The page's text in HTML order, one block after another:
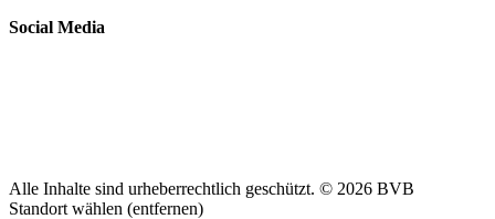
Social Media
Alle Inhalte sind urheberrechtlich geschützt. © 2026 BVB
Standort wählen (entfernen)